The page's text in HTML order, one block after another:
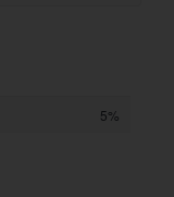
5%